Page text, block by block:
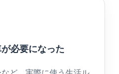
必要になった